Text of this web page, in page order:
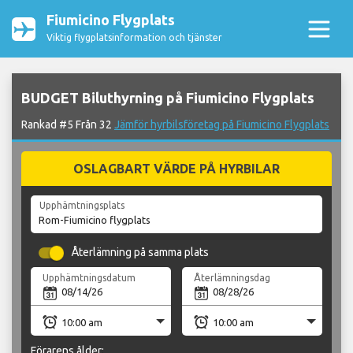
Fiumicino Flygplats
Viktig flygplatsinformation och tjänster
BUDGET Biluthyrning på Fiumicino Flygplats
Rankad #5 Från 32 Jämför hyrbilsföretag på Fiumicino Flygplats
OSLAGBART VÄRDE PÅ HYRBILAR
Upphämtningsplats
Återlämning på samma plats
Upphämtningsdatum Återlämningsdag